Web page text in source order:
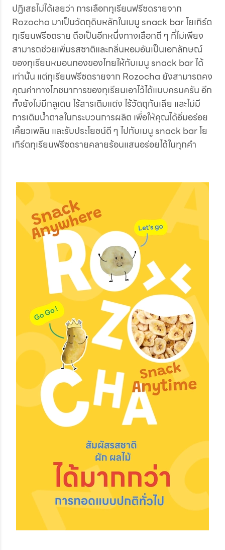
ปฏิเสธไม่ได้เลยว่า การเลือกทุเรียนฟรีซดรายจาก
Rozocha มาเป็นวัตถุดิบหลักในเมนู snack bar โยเกิร์ต
ทุเรียนฟรีซดราย ถือเป็นอีกหนึ่งทางเลือกดี ๆ ที่ไม่เพียง
สามารถช่วยเพิ่มรสชาติและกลิ่นหอมอันเป็นเอกลักษณ์
ของทุเรียนหมอนทองของไทยให้กับเมนู snack bar ได้
เท่านั้น แต่ทุเรียนฟรีซดรายจาก Rozocha ยังสามารถคง
คุณค่าทางโภชนาการของทุเรียนเอาไว้ได้แบบครบครัน อีก
ทั้งยังไม่มีกลูเตน ไร้สารเติมแต่ง ไร้วัตถุกันเสีย และไม่มี
การเติมน้ำตาลในกระบวนการผลิต เพื่อให้คุณได้อิ่มอร่อย
เคี้ยวเพลิน และรับประโยชน์ดี ๆ ไปกับเมนู snack bar โย
เกิร์ตทุเรียนฟรีซดรายคลายร้อนแสนอร่อยได้ในทุกคำ